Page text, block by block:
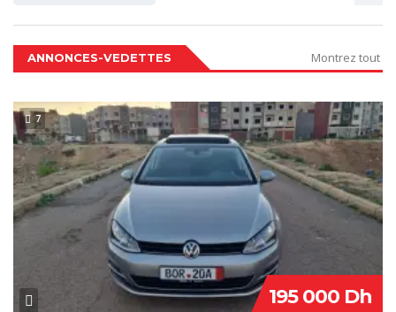
ANNONCES-VEDETTES Montrez tout
7 SPECIAL
195 000 Dh